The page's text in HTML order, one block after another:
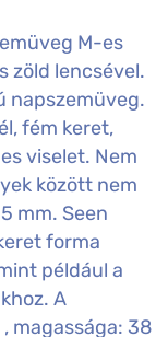
M-es
zöld lencsével.
napszemüveg.
fém keret,
viselet. Nem
között nem
mm. Seen
forma
például a
A
magassága: 38